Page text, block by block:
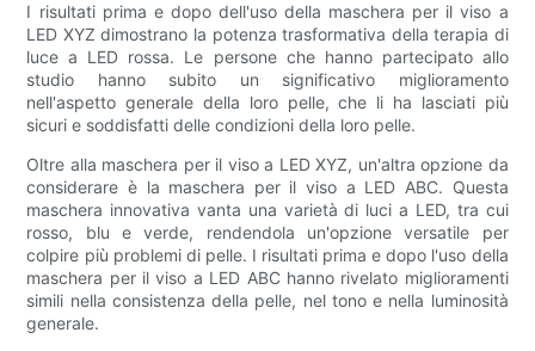
I risultati prima e dopo dell'uso della maschera per il viso a
LED XYZ dimostrano la potenza trasformativa della terapia di
luce a LED rossa. Le persone che hanno partecipato allo
studio hanno subito un significativo miglioramento
nell'aspetto generale della loro pelle, che li ha lasciati più
sicuri e soddisfatti delle condizioni della loro pelle.
Oltre alla maschera per il viso a LED XYZ, un'altra opzione da
considerare è la maschera per il viso a LED ABC. Questa
maschera innovativa vanta una varietà di luci a LED, tra cui
rosso, blu e verde, rendendola un'opzione versatile per
colpire più problemi di pelle. I risultati prima e dopo l'uso della
maschera per il viso a LED ABC hanno rivelato miglioramenti
simili nella consistenza della pelle, nel tono e nella luminosità
generale.